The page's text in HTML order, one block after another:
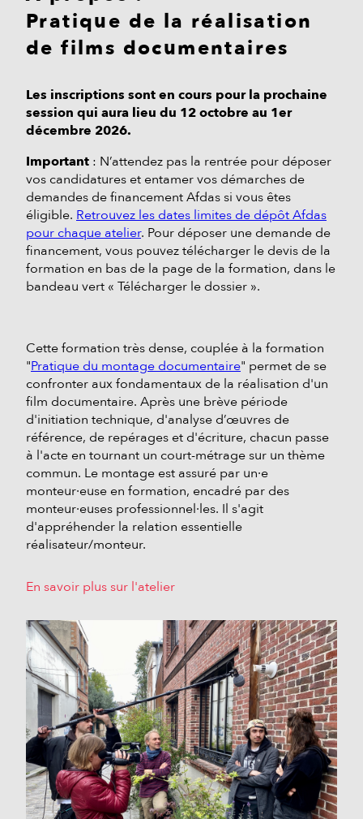
Pratique de la réalisation
de films documentaires
Les inscriptions sont en cours pour la prochaine
session qui aura lieu du 12 octobre au 1er
décembre 2026.
Important : N’attendez pas la rentrée pour déposer
vos candidatures et entamer vos démarches de
demandes de financement Afdas si vous êtes
éligible. Retrouvez les dates limites de dépôt Afdas
pour chaque atelier. Pour déposer une demande de
financement, vous pouvez télécharger le devis de la
formation en bas de la page de la formation, dans le
bandeau vert « Télécharger le dossier ».
Cette formation très dense, couplée à la formation
"Pratique du montage documentaire" permet de se
confronter aux fondamentaux de la réalisation d'un
film documentaire. Après une brève période
d'initiation technique, d'analyse d’œuvres de
référence, de repérages et d'écriture, chacun passe
à l'acte en tournant un court-métrage sur un thème
commun. Le montage est assuré par un·e
monteur·euse en formation, encadré par des
monteur·euses professionnel·les. Il s'agit
d'appréhender la relation essentielle
réalisateur/monteur.
En savoir plus sur l'atelier